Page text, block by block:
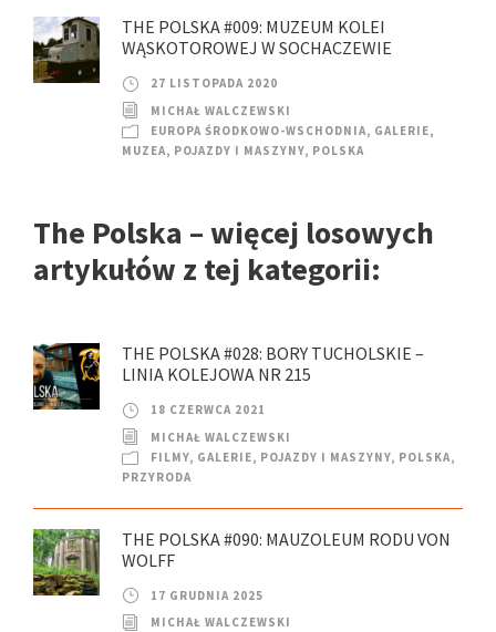
THE POLSKA #009: MUZEUM KOLEI
WĄSKOTOROWEJ W SOCHACZEWIE
27 LISTOPADA 2020
MICHAŁ WALCZEWSKI
EUROPA ŚRODKOWO-WSCHODNIA, GALERIE,
MUZEA, POJAZDY I MASZYNY, POLSKA
The Polska – więcej losowych
artykułów z tej kategorii:
THE POLSKA #028: BORY TUCHOLSKIE –
LINIA KOLEJOWA NR 215
18 CZERWCA 2021
MICHAŁ WALCZEWSKI
FILMY, GALERIE, POJAZDY I MASZYNY, POLSKA,
PRZYRODA
THE POLSKA #090: MAUZOLEUM RODU VON
WOLFF
17 GRUDNIA 2025
MICHAŁ WALCZEWSKI